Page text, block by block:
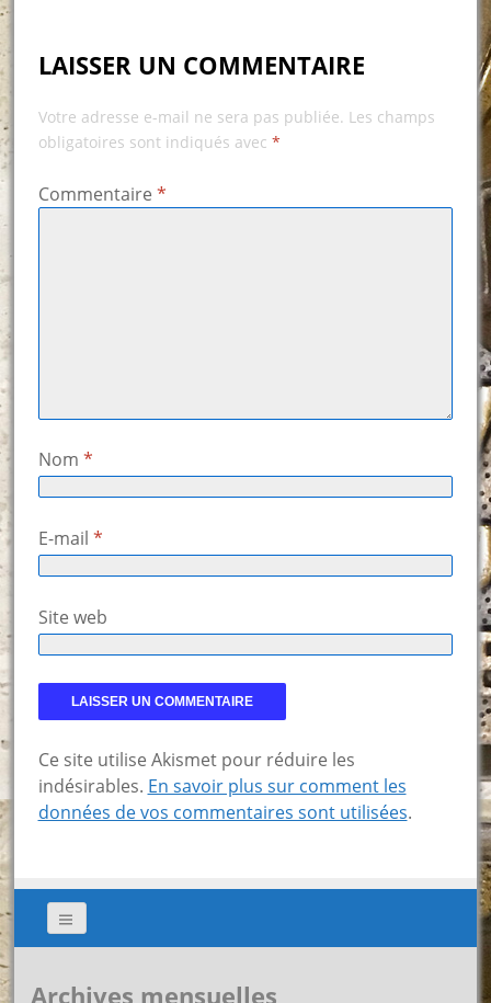
LAISSER UN COMMENTAIRE
Votre adresse e-mail ne sera pas publiée. Les champs
obligatoires sont indiqués avec *
Commentaire *
Nom *
E-mail *
Site web
Ce site utilise Akismet pour réduire les
indésirables. En savoir plus sur comment les
données de vos commentaires sont utilisées.
Archives mensuelles